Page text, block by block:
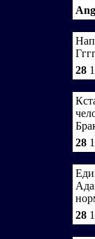
28
28
28